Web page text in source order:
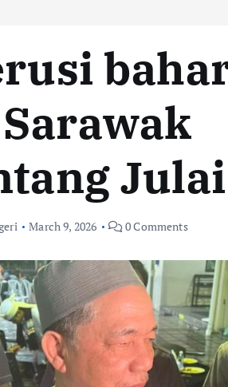
March 9, 2026 0 Comments